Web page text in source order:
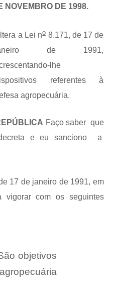
NOVEMBRO DE 1998.
a Lei no8.171, de 17 de
de 1991,
lhe
referentes à
agropecuária.
Faço saber que
e eu sanciono a
17 de janeiro de 1991, em
vigorar com os seguintes
objetivos